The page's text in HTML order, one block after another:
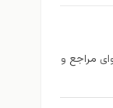
مراجع و